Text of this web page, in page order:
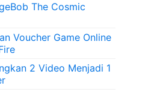
The Cosmic
Voucher Game Online
2 Video Menjadi 1